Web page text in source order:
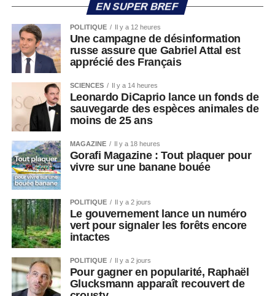
EN SUPER BREF
POLITIQUE Il y a 12 heures
Une campagne de désinformation
russe assure que Gabriel Attal est
apprécié des Français
SCIENCES Il y a 14 heures
Leonardo DiCaprio lance un fonds de
sauvegarde des espèces animales de
moins de 25 ans
MAGAZINE Il y a 18 heures
Gorafi Magazine : Tout plaquer pour
vivre sur une banane bouée
POLITIQUE Il y a 2 jours
Le gouvernement lance un numéro
vert pour signaler les forêts encore
intactes
POLITIQUE Il y a 2 jours
Pour gagner en popularité, Raphaël
Glucksmann apparaît recouvert de